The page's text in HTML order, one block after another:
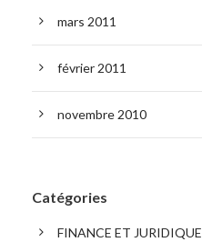
mars 2011
février 2011
novembre 2010
Catégories
FINANCE ET JURIDIQUE